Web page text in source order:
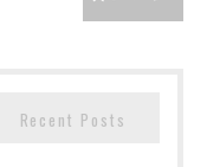
Recent Posts